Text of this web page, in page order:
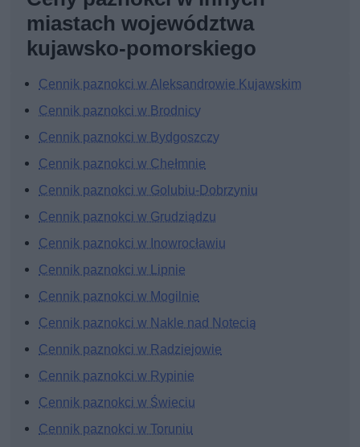
miastach województwa
kujawsko-pomorskiego
Cennik paznokci w Aleksandrowie Kujawskim
Cennik paznokci w Brodnicy
Cennik paznokci w Bydgoszczy
Cennik paznokci w Chełmnie
Cennik paznokci w Golubiu-Dobrzyniu
Cennik paznokci w Grudziądzu
Cennik paznokci w Inowrocławiu
Cennik paznokci w Lipnie
Cennik paznokci w Mogilnie
Cennik paznokci w Nakle nad Notecią
Cennik paznokci w Radziejowie
Cennik paznokci w Rypinie
Cennik paznokci w Świeciu
Cennik paznokci w Toruniu